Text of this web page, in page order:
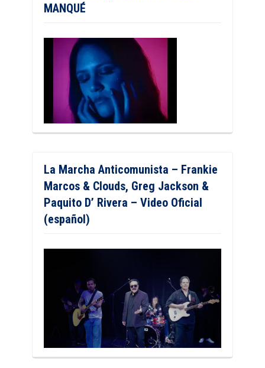
MANQUÉ
La Marcha Anticomunista – Frankie
Marcos & Clouds, Greg Jackson &
Paquito D’ Rivera – Video Oficial
(español)